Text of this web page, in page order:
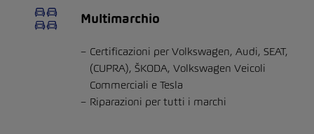
Multimarchio
Certificazioni per Volkswagen, Audi, SEAT,
(CUPRA), ŠKODA, Volkswagen Veicoli
Commerciali e Tesla
Riparazioni per tutti i marchi